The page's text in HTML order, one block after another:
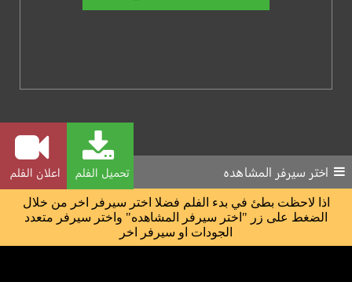
تحميل الفلم اعلان الفلم اختر سيرفر المشاهده
اذا لاحظت بطئ في بدء الفلم فضلا اختر سيرفر اخر من خلال
الضغط على زر "اختر سيرفر المشاهده" واختر سيرفر متعدد
الجودات او سيرفر اخر